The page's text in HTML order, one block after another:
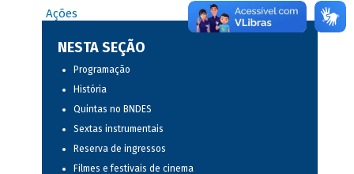
Ações
NESTA SEÇÃO
Programação
História
Quintas no BNDES
Sextas instrumentais
Reserva de ingressos
Filmes e festivais de cinema